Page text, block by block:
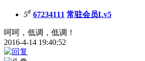
5# 67234111 常驻会员Lv5
呵呵，低调，低调！
2016-4-14 19:40:52